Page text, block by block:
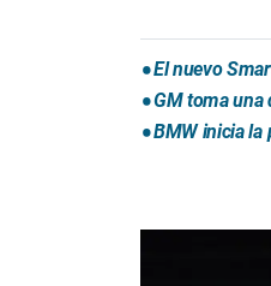
El nuevo
GM toma una
BMW inicia la